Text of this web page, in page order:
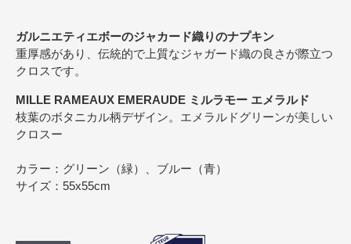
ガルニエティエボーのジャカード織りのナプキン
重厚感があり、伝統的で上質なジャガード織の良さが際立つ
クロスです。
MILLE RAMEAUX EMERAUDE ミルラモー エメラルド
枝葉のボタニカル柄デザイン。エメラルドグリーンが美しい
クロスー
カラー：グリーン（緑）、ブルー（青）
サイズ：55x55cm